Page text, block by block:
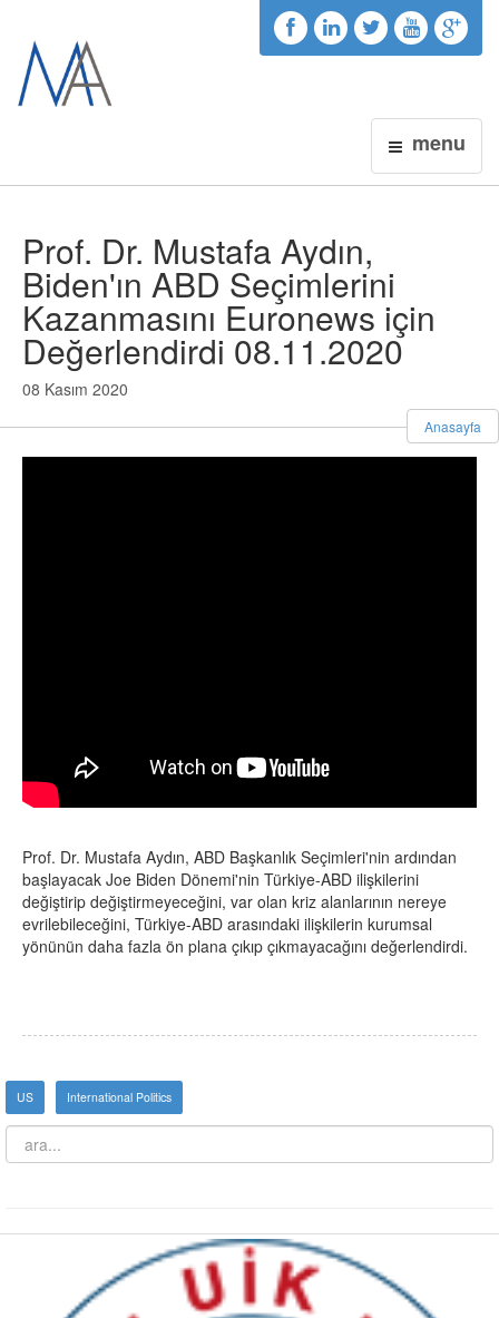
menu
Prof. Dr. Mustafa Aydın,
Biden'ın ABD Seçimlerini
Kazanmasını Euronews için
Değerlendirdi 08.11.2020
08 Kasım 2020
Anasayfa
Prof. Dr. Mustafa Aydın, ABD Başkanlık Seçimleri'nin ardından
başlayacak Joe Biden Dönemi'nin Türkiye-ABD ilişkilerini
değiştirip değiştirmeyeceğini, var olan kriz alanlarının nereye
evrilebileceğini, Türkiye-ABD arasındaki ilişkilerin kurumsal
yönünün daha fazla ön plana çıkıp çıkmayacağını değerlendirdi.
US International Politics